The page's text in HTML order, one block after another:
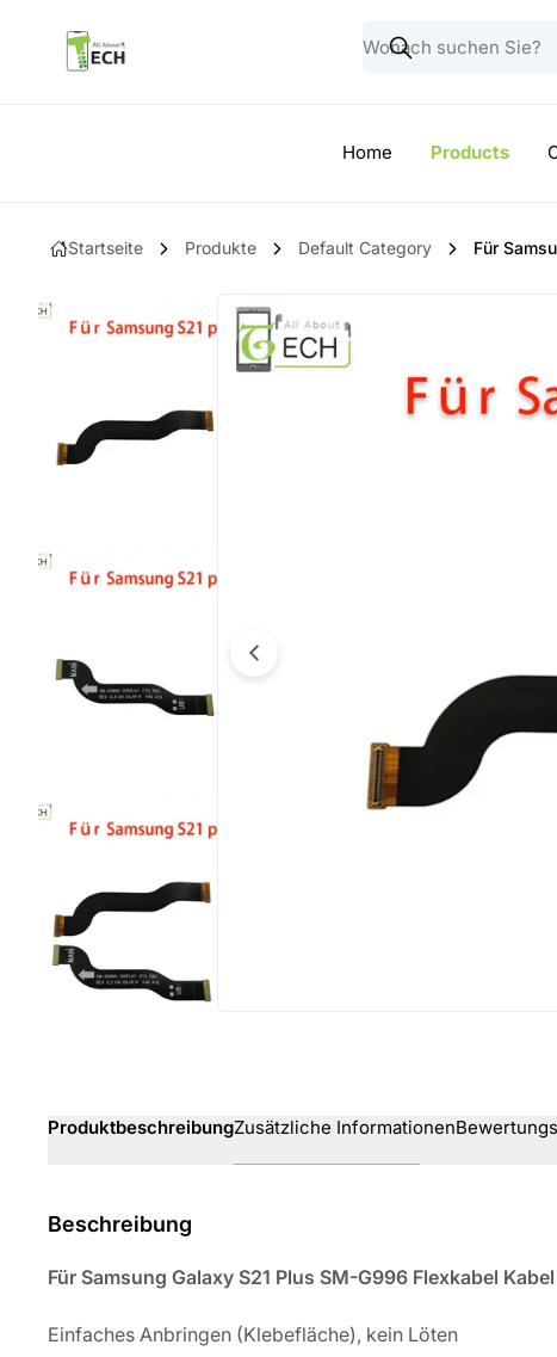
Home Products
Startseite Produkte Default Category Für
ProduktbeschreibungZusätzliche Informationen
Beschreibung
Für Samsung Galaxy S21 Plus SM-G996 Flexkabel
Einfaches Anbringen (Klebefläche), kein Löten